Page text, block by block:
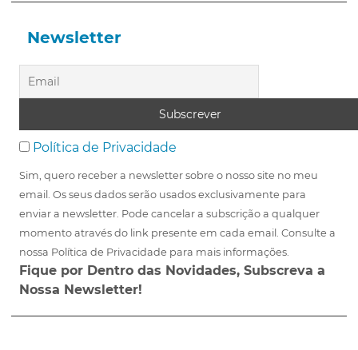
Newsletter
Política de Privacidade
Sim, quero receber a newsletter sobre o nosso site no meu
email. Os seus dados serão usados exclusivamente para
enviar a newsletter. Pode cancelar a subscrição a qualquer
momento através do link presente em cada email. Consulte a
nossa Política de Privacidade para mais informações.
Fique por Dentro das Novidades, Subscreva a
Nossa Newsletter!